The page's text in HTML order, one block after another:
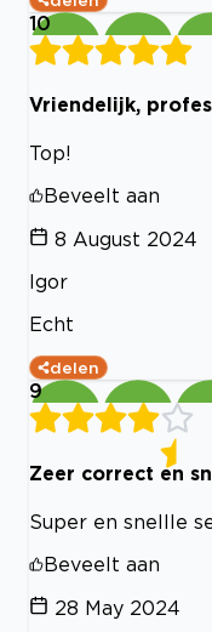
10
Vriendelijk,
Top!
Beveelt aan
8 August 2024
Igor
Echt
delen
9
Zeer correct en
Super en snellle
Beveelt aan
28 May 2024